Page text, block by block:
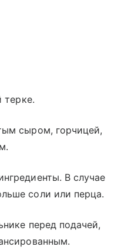
терке.
сыром, горчицей,
В случае
соли или перца.
перед подачей,